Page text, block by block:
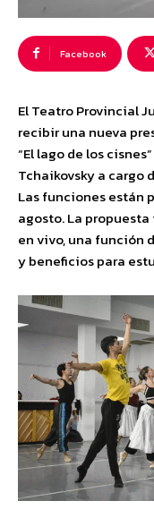
Facebook
El Teatro Provincial
recibir una nueva
“El lago de los
Tchaikovsky a cargo
Las funciones están
agosto. La
en vivo, una función
y beneficios para